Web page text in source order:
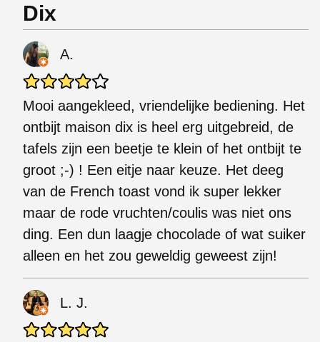
Dix
A.
Mooi aangekleed, vriendelijke bediening. Het
ontbijt maison dix is heel erg uitgebreid, de
tafels zijn een beetje te klein of het ontbijt te
groot ;-) ! Een eitje naar keuze. Het deeg
van de French toast vond ik super lekker
maar de rode vruchten/coulis was niet ons
ding. Een dun laagje chocolade of wat suiker
alleen en het zou geweldig geweest zijn!
L. J.